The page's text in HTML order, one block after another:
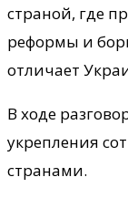
страной, где
реформы и
отличает
В ходе
укрепления
странами.